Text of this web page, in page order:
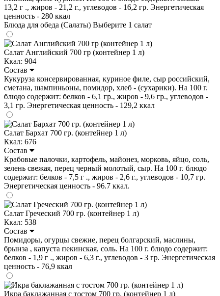
13,2 г ., жиров - 21,2 г., углеводов - 16,2 гр. Энергетическая
ценность - 280 ккал
Блюда для обеда (Салаты) Выберите 1 салат
Салат Английский 700 гр (контейнер 1 л)
Ккал: 904
Состав
Кукуруза консервированная, куриное филе, сыр российский,
сметана, шампиньоны, помидор, хлеб - (сухарики). На 100 г.
блюдо содержит: белков - 6,1 гр., жиров - 9,6 гр., углеводов -
3,1 гр. Энергетическая ценность - 129,2 ккал
Салат Бархат 700 гр. (контейнер 1 л)
Ккал: 676
Состав
Крабовые палочки, картофель, майонез, морковь, яйцо, соль,
зелень свежая, перец черный молотый, сыр. На 100 г. блюдо
содержит: белков - 7,5 г ., жиров - 2,6 г., углеводов - 10,7 гр.
Энергетическая ценность - 96.7 ккал.
Салат Греческий 700 гр. (контейнер 1 л)
Ккал: 538
Состав
Помидоры, огурцы свежие, перец болгарский, маслины,
брынза , капуста пекинская, соль. На 100 г. блюдо содержит:
белков - 1,9 г ., жиров - 6,3 г., углеводов - 3 гр. Энергетическая
ценность - 76,9 ккал
Икра баклажанная с тостом 700 гр. (контейнер 1 л)